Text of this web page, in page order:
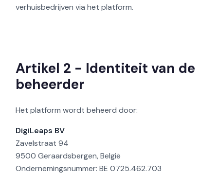
verhuisbedrijven via het platform.
Artikel 2 - Identiteit van de
beheerder
Het platform wordt beheerd door:
DigiLeaps BV
Zavelstraat 94
9500 Geraardsbergen, België
Ondernemingsnummer: BE 0725.462.703